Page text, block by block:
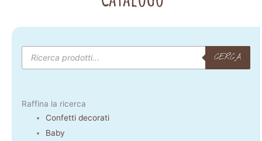
Products
search
CERCA
Raffina la ricerca
Confetti decorati
Baby